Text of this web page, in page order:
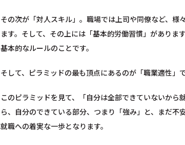
その次が「対人スキル」。職場では上司や同僚など、
ます。そして、その上には「基本的労働習慣」があり
基本的なルールのことです。
そして、ピラミッドの最も頂点にあるのが「職業適性」
このピラミッドを見て、「自分は全部できていないか
ら、自分のできている部分、つまり「強み」と、まだ不
就職への着実な一歩となります。